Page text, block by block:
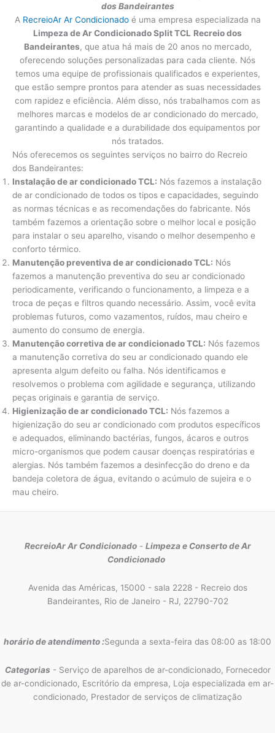
dos Bandeirantes
A RecreioAr Ar Condicionadoé uma empresa especializada na
Limpeza de Ar Condicionado Split TCL Recreio dos
Bandeirantes, que atua há mais de 20 anos no mercado,
oferecendo soluções personalizadas para cada cliente. Nós
temos uma equipe de profissionais qualificados e experientes,
que estão sempre prontos para atender as suas necessidades
com rapidez e eficiência. Além disso, nós trabalhamos com as
melhores marcas e modelos de ar condicionado do mercado,
garantindo a qualidade e a durabilidade dos equipamentos por
nós tratados.
Nós oferecemos os seguintes serviços no bairro do Recreio
dos Bandeirantes:
Instalação de ar condicionado TCL: Nós fazemos a instalação
de ar condicionado de todos os tipos e capacidades, seguindo
as normas técnicas e as recomendações do fabricante. Nós
também fazemos a orientação sobre o melhor local e posição
para instalar o seu aparelho, visando o melhor desempenho e
conforto térmico.
Manutenção preventiva de ar condicionado TCL: Nós
fazemos a manutenção preventiva do seu ar condicionado
periodicamente, verificando o funcionamento, a limpeza e a
troca de peças e filtros quando necessário. Assim, você evita
problemas futuros, como vazamentos, ruídos, mau cheiro e
aumento do consumo de energia.
Manutenção corretiva de ar condicionado TCL: Nós fazemos
a manutenção corretiva do seu ar condicionado quando ele
apresenta algum defeito ou falha. Nós identificamos e
resolvemos o problema com agilidade e segurança, utilizando
peças originais e garantia de serviço.
Higienização de ar condicionado TCL: Nós fazemos a
higienização do seu ar condicionado com produtos específicos
e adequados, eliminando bactérias, fungos, ácaros e outros
micro-organismos que podem causar doenças respiratórias e
alergias. Nós também fazemos a desinfecção do dreno e da
bandeja coletora de água, evitando o acúmulo de sujeira e o
mau cheiro.
RecreioAr Ar Condicionado- Limpeza e Conserto de Ar
Condicionado
Avenida das Américas, 15000 - sala 2228 - Recreio dos
Bandeirantes, Rio de Janeiro - RJ, 22790-702
horário de atendimento :Segunda a sexta-feira das 08:00 as 18:00
Categorias - Serviço de aparelhos de ar-condicionado, Fornecedor
de ar-condicionado, Escritório da empresa, Loja especializada em ar-
condicionado, Prestador de serviços de climatização